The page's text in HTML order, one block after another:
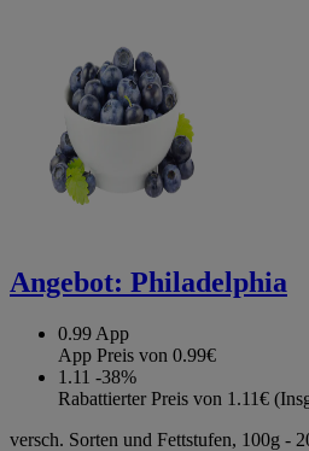
Angebot: Philadelphia
0.99 App
App Preis von 0.99€
1.11 -38%
Rabattierter Preis von 1.11€
versch. Sorten und Fettstufen, 100g -